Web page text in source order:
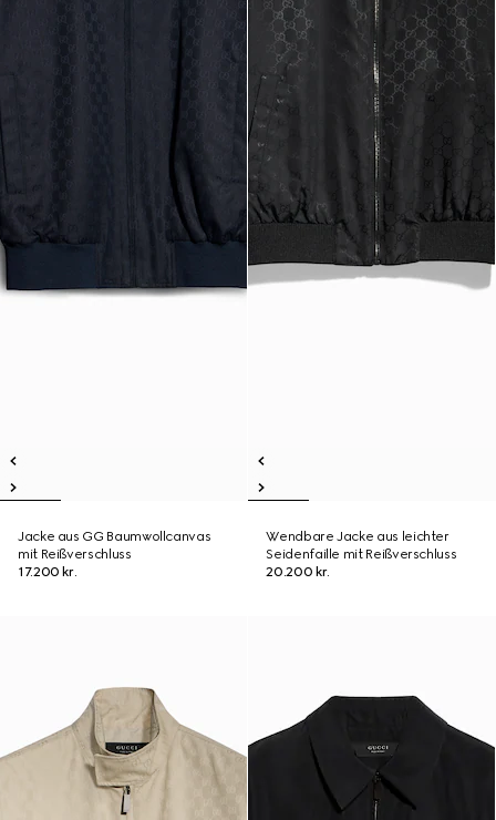
Jacke aus GG Baumwollcanvas
mit Reißverschluss
17.200 kr.
Wendbare Jacke aus leichter
Seidenfaille mit Reißverschluss
20.200 kr.